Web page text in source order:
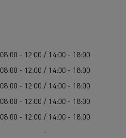
08:00 - 12:00 / 14:00 - 18:00
08:00 - 12:00 / 14:00 - 18:00
08:00 - 12:00 / 14:00 - 18:00
08:00 - 12:00 / 14:00 - 18:00
08:00 - 12:00 / 14:00 - 18:00
-